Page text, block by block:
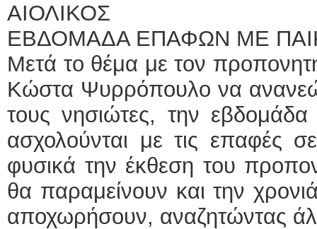
ΑΙΟΛΙΚΟΣ
ΕΒΔΟΜΑΔΑ ΕΠΑΦΩΝ ΜΕ
Μετά το θέμα με τον
Κώστα Ψυρρόπουλο να
τους νησιώτες, την εβδομάδα
ασχολούνται με τις επαφές
φυσικά την έκθεση του
θα παραμείνουν και την
αποχωρήσουν, αναζητώντας